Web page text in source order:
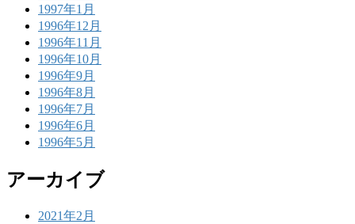
1997年1月
1996年12月
1996年11月
1996年10月
1996年9月
1996年8月
1996年7月
1996年6月
1996年5月
アーカイブ
2021年2月